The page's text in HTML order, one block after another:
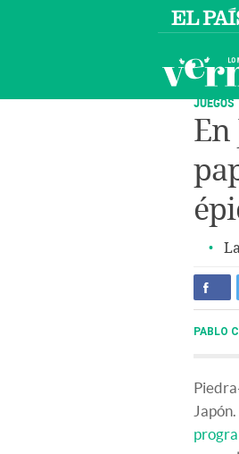
JUEGOS
En
PABLO
Japón.